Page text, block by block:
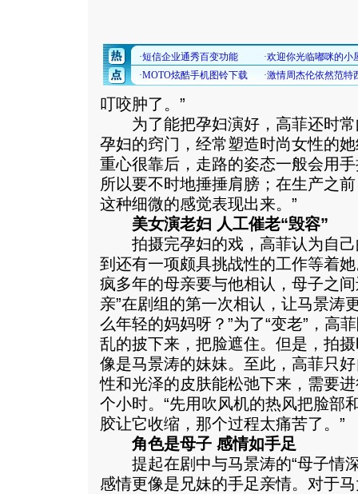
叮咬肿了。”
为了能把孕妇演好，高菲还时常
孕妇的窍门，经常塑造时尚女性的
重心很靠后，走路的姿态一般会用
所以要不时地捶捶肩膀；在生产之
这种细微的感觉表现出来。”
美女演老妇 人工催老“毁容”
拍摄完孕妇的戏，高菲认为自己
到还有一项颇具挑战性的工作等着
疯多年的母亲要与他相认，母子之
亲”在剧组的第一次相认，让马景涛
么年轻的妈妈呀？”为了“变老”，高
乱的披下来，把脸遮住。但是，拍
像是马景涛的妹妹。至此，高菲只
性和光泽的皮肤能松弛下来，需要
个小时。“先用吹风机的热风把脸部
胶让它收缩，那个过程太痛苦了。”
角色是母子 感情如手足
提起在剧中与马景涛的“母子情
感情更像是兄妹的手足亲情。对于